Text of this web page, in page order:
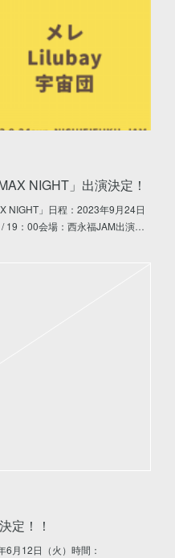
NIGHT」出演決定！
NIGHT」日程：2023年9月24日
19：00会場：西永福JAM出演…
定！！
月12日（火）時間：